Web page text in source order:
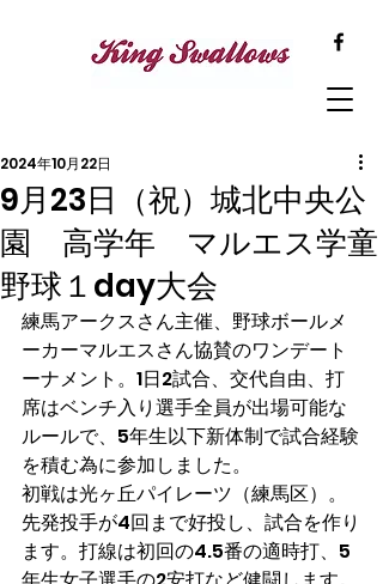
9月23日（祝）城北中央公
園 高学年 マルエス学童
野球１day大会
2024年10月22日
練馬アークスさん主催、野球ボールメ
ーカーマルエスさん協賛のワンデート
ーナメント。1日2試合、交代自由、打
席はベンチ入り選手全員が出場可能な
ルールで、5年生以下新体制で試合経験
を積む為に参加しました。
初戦は光ヶ丘パイレーツ（練馬区）。
先発投手が4回まで好投し、試合を作り
ます。打線は初回の4.5番の適時打、5